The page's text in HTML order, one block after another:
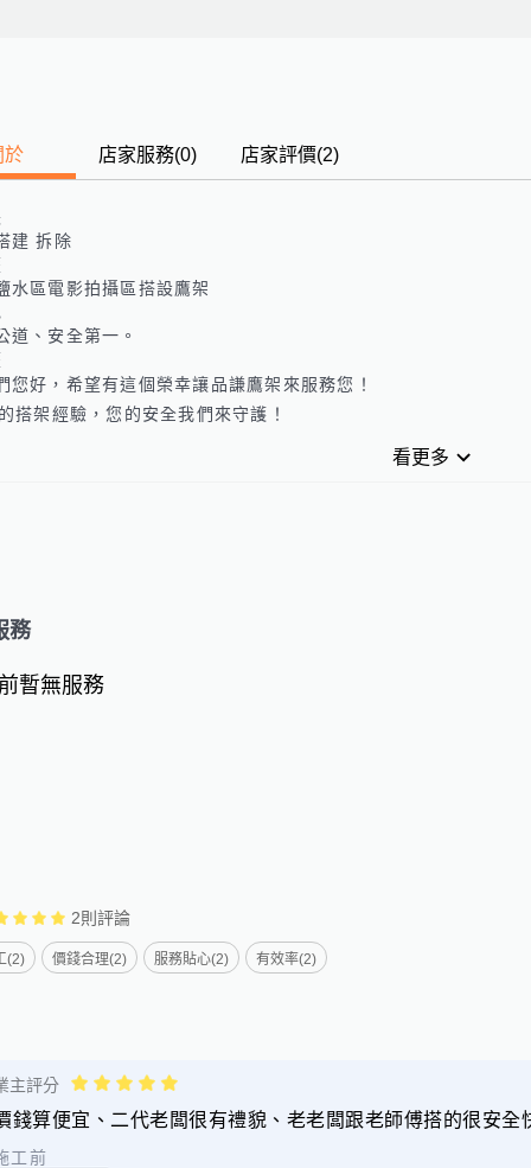
於 店家服務(0) 店家評價(2)
建 拆除
水區電影拍攝區搭設鷹架
道、安全第一。
您好，希望有這個榮幸讓品謙鷹架來服務您！
搭架經驗，您的安全我們來守護！
看更多
務
暫無服務
2則評論
(2) 價錢合理(2) 服務貼心(2) 有效率(2)
主評分
錢算便宜、二代老闆很有禮貌、老老闆跟老師傅搭的很安全
工前